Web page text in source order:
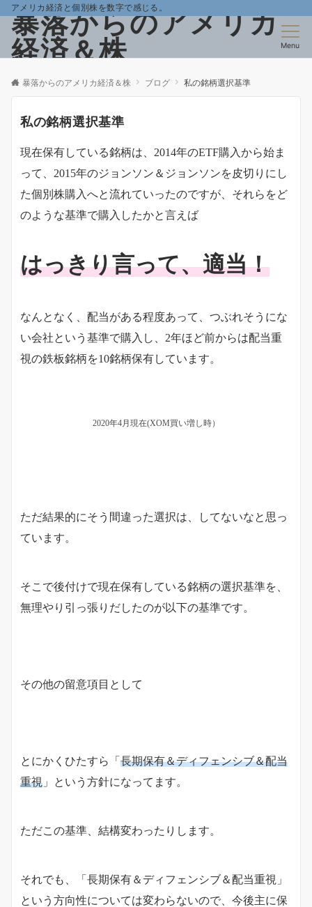
アメリカ経済と個別株を数字で感じる。
暴落からのアメリカ
経済＆株
Menu
暴落からのアメリカ経済＆株 ブログ 私の銘柄選択基準
私の銘柄選択基準
現在保有している銘柄は、2014年のETF購入から始ま
って、2015年のジョンソン＆ジョンソンを皮切りにし
た個別株購入へと流れていったのですが、それらをど
のような基準で購入したかと言えば
はっきり言って、適当！
なんとなく、配当がある程度あって、つぶれそうにな
い会社という基準で購入し、2年ほど前からは配当重
視の鉄板銘柄を10銘柄保有しています。
2020年4月現在(XOM買い増し時）
ただ結果的にそう間違った選択は、してないなと思っ
ています。
そこで後付けで現在保有している銘柄の選択基準を、
無理やり引っ張りだしたのが以下の基準です。
その他の留意項目として
とにかくひたすら「 長期保有＆ディフェンシブ＆配当
重視 」という方針になってます。
ただこの基準、結構変わったりします。
それでも、「長期保有＆ディフェンシブ＆配当重視」
という方向性については変わらないので、今後主に保